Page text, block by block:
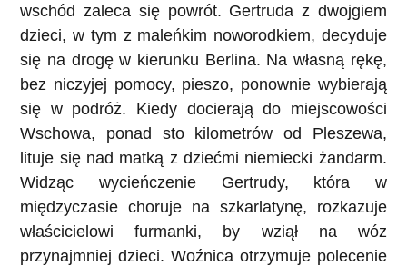
wschód zaleca się powrót. Gertruda z dwojgiem
dzieci, w tym z maleńkim noworodkiem, decyduje
się na drogę w kierunku Berlina. Na własną rękę,
bez niczyjej pomocy, pieszo, ponownie wybierają
się w podróż. Kiedy docierają do miejscowości
Wschowa, ponad sto kilometrów od Pleszewa,
lituje się nad matką z dziećmi niemiecki żandarm.
Widząc wycieńczenie Gertrudy, która w
międzyczasie choruje na szkarlatynę, rozkazuje
właścicielowi furmanki, by wziął na wóz
przynajmniej dzieci. Woźnica otrzymuje polecenie